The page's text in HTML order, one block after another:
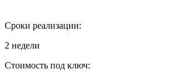
Сроки реализации:
2 недели
Стоимость под ключ: